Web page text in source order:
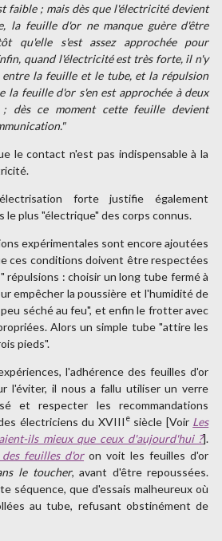
faible ; mais dès que l'électricité devient
la feuille d'or ne manque guère d'être
qu'elle s'est assez approchée pour
quand l'électricité est très forte, il n'y
entre la feuille et le tube, et la répulsion
la feuille d'or s'en est approchée à deux
dès ce moment cette feuille devient
le contact n'est pas indispensable à la
forte justifie également
le plus "électrique" des corps connus.
expérimentales sont encore ajoutées
ces conditions doivent être respectées
répulsions : choisir un long tube fermé à
empêcher la poussière et l'humidité de
séché au feu", et enfin le frotter avec
Alors un simple tube "attire les
pieds".
l'adhérence des feuilles d'or
l'éviter, il nous a fallu utiliser un verre
et respecter les recommandations
électriciens du XVIII esiècle [Voir Les
ils mieux que ceux d'aujourd'hui ?].
des feuilles d'oron voit les feuilles d'or
le toucher, avant d'être repoussées.
séquence, que d'essais malheureux où
au tube, refusant obstinément de